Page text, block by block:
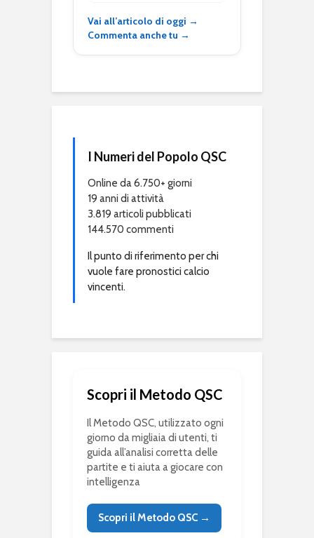
Vai all’articolo di oggi →
Commenta anche tu →
I Numeri del Popolo QSC
Online da 6.750+ giorni
19 anni di attività
3.819 articoli pubblicati
144.570 commenti
Il punto di riferimento per chi
vuole fare pronostici calcio
vincenti.
Scopri il Metodo QSC
Il Metodo QSC, utilizzato ogni
giorno da migliaia di utenti, ti
guida all’analisi corretta delle
partite e ti aiuta a giocare con
intelligenza
Scopri il Metodo QSC →